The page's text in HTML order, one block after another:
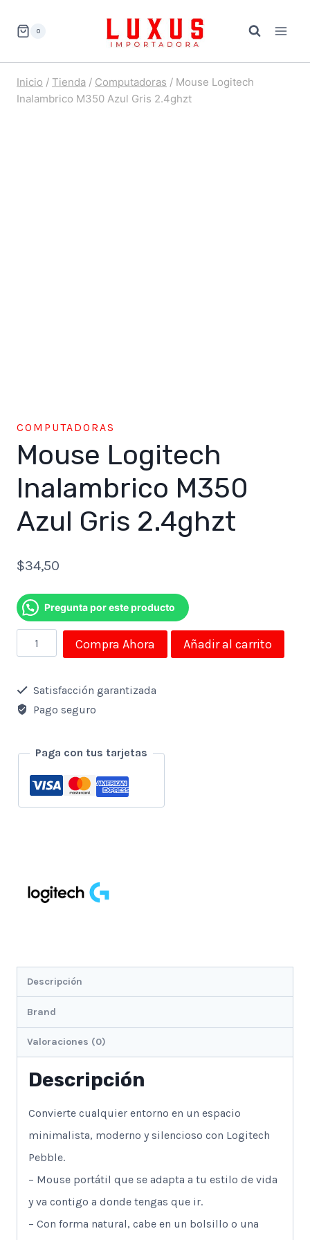
0
Inicio / Tienda / Computadoras / Mouse Logitech
Inalambrico M350 Azul Gris 2.4ghzt
COMPUTADORAS
Mouse Logitech
Inalambrico M350
Azul Gris 2.4ghzt
$34,50
Pregunta por este producto
Mouse
Logitech
Inalambrico
M350
Gris
2.4ghzt
cantidad
Compra Ahora Añadir al carrito
Satisfacción garantizada
Pago seguro
Paga con tus tarjetas
Descripción
Brand
Valoraciones (0)
Descripción
Convierte cualquier entorno en un espacio
minimalista, moderno y silencioso con Logitech
Pebble.
– Mouse portátil que se adapta a tu estilo de vida
y va contigo a donde tengas que ir.
– Con forma natural, cabe en un bolsillo o una